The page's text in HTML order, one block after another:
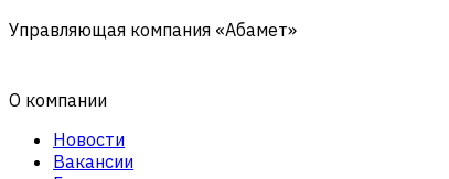
Управляющая компания «Абамет»
О компании
Новости
Вакансии